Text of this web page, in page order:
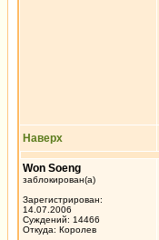
Наверх
Won Soeng
заблокирован(а)
Зарегистрирован:
14.07.2006
Суждений: 14466
Откуда: Королев